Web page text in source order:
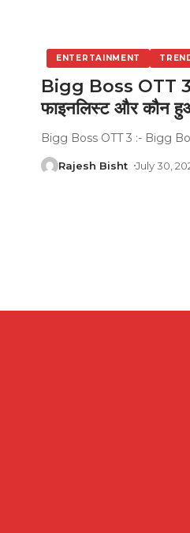
ENTERTAINMENT
Bigg Boss OTT 3
फाइनलिस्ट और कौन
Bigg Boss OTT 3 :- Bigg Boss
Rajesh Bisht July 30,